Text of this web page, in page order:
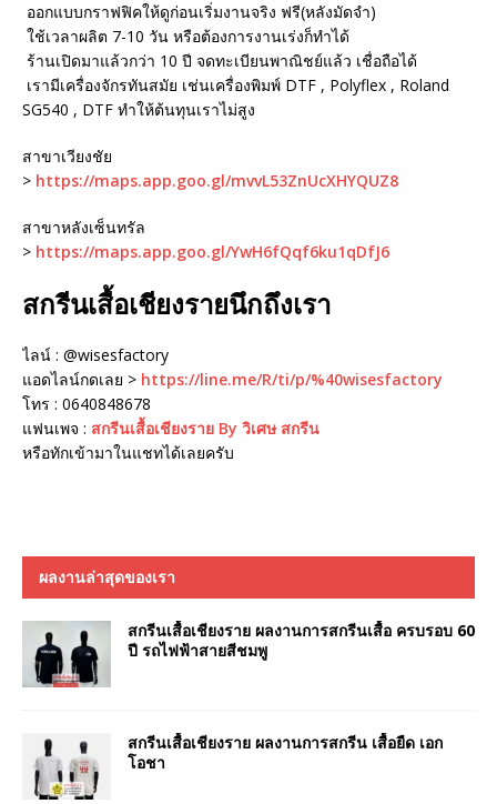
ออกแบบกราฟฟิคให้ดูก่อนเริ่มงานจริง ฟรี(หลังมัดจำ)
ใช้เวลาผลิต 7-10 วัน หรือต้องการงานเร่งก็ทำได้
ร้านเปิดมาแล้วกว่า 10 ปี จดทะเบียนพาณิชย์แล้ว เชื่อถือได้
เรามีเครื่องจักรทันสมัย เช่นเครื่องพิมพ์ DTF , Polyflex , Roland
SG540 , DTF ทำให้ต้นทุนเราไม่สูง
สาขาเวียงชัย
> https://maps.app.goo.gl/mvvL53ZnUcXHYQUZ8
สาขาหลังเซ็นทรัล
> https://maps.app.goo.gl/YwH6fQqf6ku1qDfJ6
สกรีนเสื้อเชียงรายนึกถึงเรา
ไลน์ : @wisesfactory
แอดไลน์กดเลย > https://line.me/R/ti/p/%40wisesfactory
โทร : 0640848678
แฟนเพจ : สกรีนเสื้อเชียงราย By วิเศษ สกรีน
หรือทักเข้ามาในแชทได้เลยครับ
ผลงานล่าสุดของเรา
สกรีนเสื้อเชียงราย ผลงานการสกรีนเสื้อ ครบรอบ 60
ปี รถไฟฟ้าสายสีชมพู
สกรีนเสื้อเชียงราย ผลงานการสกรีน เสื้อยืด เอก
โอชา